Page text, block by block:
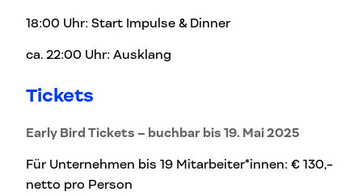
18:00 Uhr: Start Impulse & Dinner
ca. 22:00 Uhr: Ausklang
Tickets
Early Bird Tickets – buchbar bis 19. Mai 2025
Für Unternehmen bis 19 Mitarbeiter*innen: € 130,-
netto pro Person